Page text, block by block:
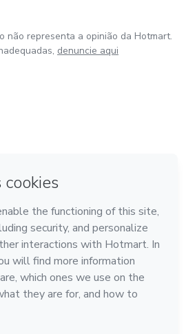
não representa a opinião da Hotmart.
denuncie aqui